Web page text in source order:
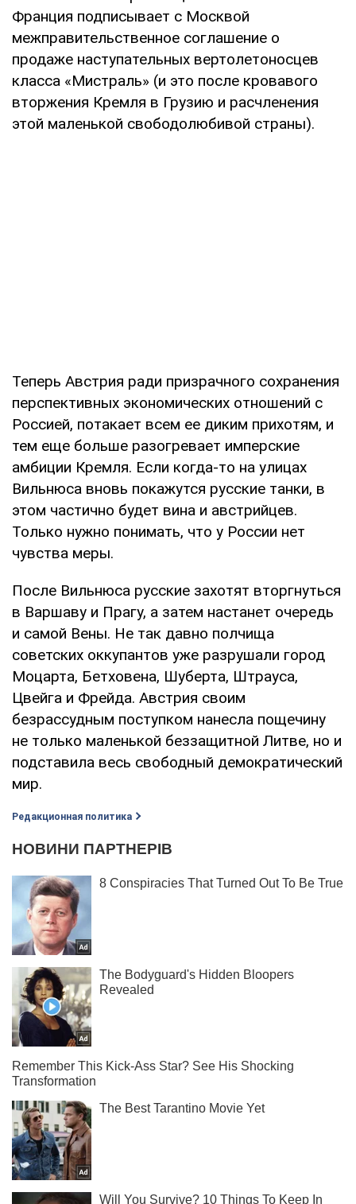
Франция подписывает с Москвой
межправительственное соглашение о
продаже наступательных вертолетоносцев
класса «Мистраль» (и это после кровавого
вторжения Кремля в Грузию и расчленения
этой маленькой свободолюбивой страны).
Теперь Австрия ради призрачного сохранения
перспективных экономических отношений с
Россией, потакает всем ее диким прихотям, и
тем еще больше разогревает имперские
амбиции Кремля. Если когда-то на улицах
Вильнюса вновь покажутся русские танки, в
этом частично будет вина и австрийцев.
Только нужно понимать, что у России нет
чувства меры.
После Вильнюса русские захотят вторгнуться
в Варшаву и Прагу, а затем настанет очередь
и самой Вены. Не так давно полчища
советских оккупантов уже разрушали город
Моцарта, Бетховена, Шуберта, Штрауса,
Цвейга и Фрейда. Австрия своим
безрассудным поступком нанесла пощечину
не только маленькой беззащитной Литве, но и
подставила весь свободный демократический
мир.
Редакционная политика